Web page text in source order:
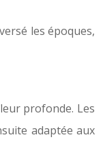
les époques,
profonde. Les
adaptée aux